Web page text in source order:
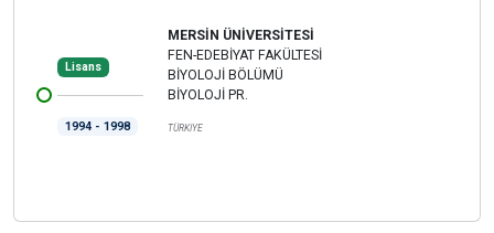
Lisans
1994 - 1998
MERSİN ÜNİVERSİTESİ
FEN-EDEBİYAT FAKÜLTESİ
BİYOLOJİ BÖLÜMÜ
BİYOLOJİ PR.
TÜRKİYE